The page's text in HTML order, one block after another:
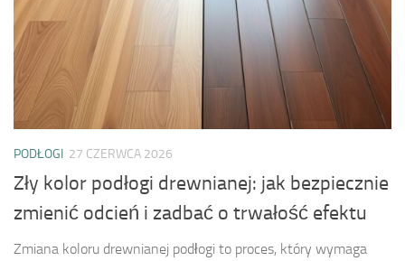
PODŁOGI 27 CZERWCA 2026
Zły kolor podłogi drewnianej: jak bezpiecznie
zmienić odcień i zadbać o trwałość efektu
Zmiana koloru drewnianej podłogi to proces, który wymaga